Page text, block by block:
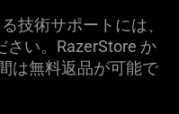
技術サポートには、
さい。RazerStore か
は無料返品が可能で